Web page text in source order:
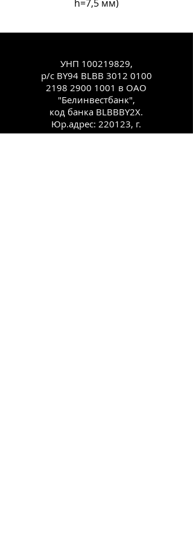
h=7,5 мм)
УНП 100219829,
р/с BY94 BLBB 3012 0100
2198 2900 1001 в ОАО
"Белинвестбанк",
код банка BLBBBY2X.
Юр.адрес: 220123, г.
Минск, ул.